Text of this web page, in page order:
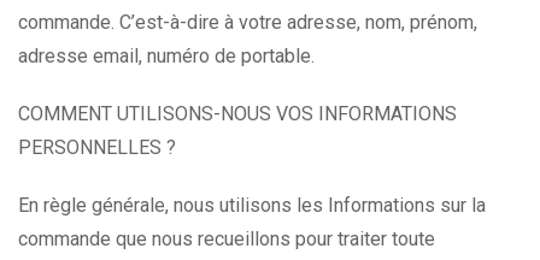
commande. C’est-à-dire à votre adresse, nom, prénom,
adresse email, numéro de portable.
COMMENT UTILISONS-NOUS VOS INFORMATIONS
PERSONNELLES ?
En règle générale, nous utilisons les Informations sur la
commande que nous recueillons pour traiter toute